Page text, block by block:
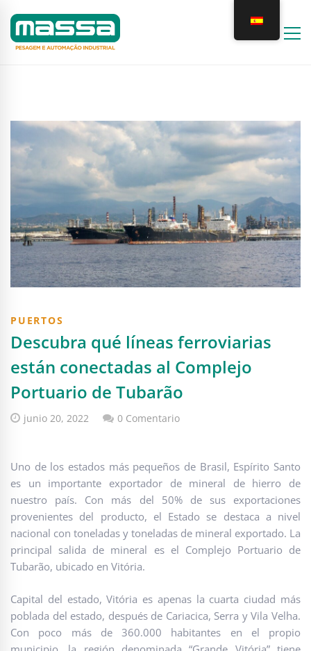
PUERTOS
Descubra qué líneas ferroviarias
están conectadas al Complejo
Portuario de Tubarão
junio 20, 2022 0 Comentario
Uno de los estados más pequeños de Brasil, Espírito Santo
es un importante exportador de mineral de hierro de
nuestro país. Con más del 50% de sus exportaciones
provenientes del producto, el Estado se destaca a nivel
nacional con toneladas y toneladas de mineral exportado. La
principal salida de mineral es el Complejo Portuario de
Tubarão, ubicado en Vitória.
Capital del estado, Vitória es apenas la cuarta ciudad más
poblada del estado, después de Cariacica, Serra y Vila Velha.
Con poco más de 360.000 habitantes en el propio